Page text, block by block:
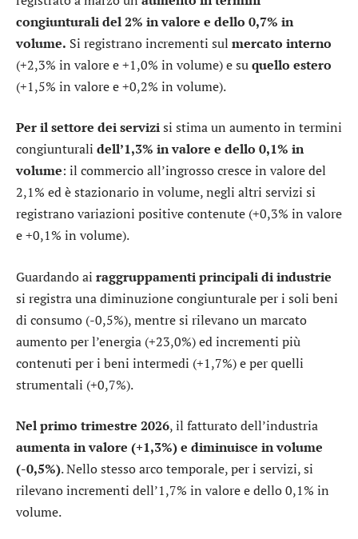
congiunturali del 2% in valore e dello 0,7% in
volume. Si registrano incrementi sul mercato interno
(+2,3% in valore e +1,0% in volume) e suquello estero
(+1,5% in valore e +0,2% in volume).
Per il settore dei servizisi stima un aumento in termini
congiunturali dell’1,3% in valore e dello 0,1% in
volume: il commercio all’ingrosso cresce in valore del
2,1% ed è stazionario in volume, negli altri servizi si
registrano variazioni positive contenute (+0,3% in valore
e +0,1% in volume).
Guardando ai raggruppamenti principali di industrie
si registra una diminuzione congiunturale per i soli beni
di consumo (-0,5%), mentre si rilevano un marcato
aumento per l’energia (+23,0%) ed incrementi più
contenuti per i beni intermedi (+1,7%) e per quelli
strumentali (+0,7%).
Nel primo trimestre 2026, il fatturato dell’industria
aumenta in valore (+1,3%) e diminuisce in volume
(-0,5%). Nello stesso arco temporale, per i servizi, si
rilevano incrementi dell’1,7% in valore e dello 0,1% in
volume.